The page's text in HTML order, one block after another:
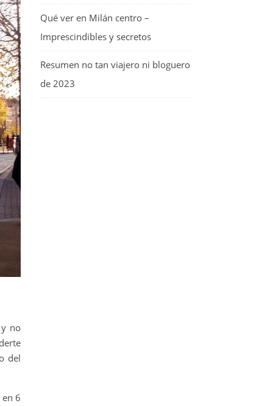
no
del
6
Qué ver en Milán centro –
Imprescindibles y secretos
Resumen no tan viajero ni bloguero
de 2023